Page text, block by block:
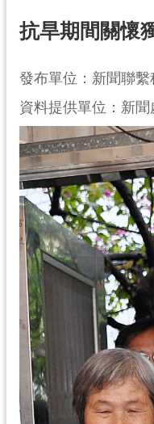
抗旱期間關懷
發布單位：新聞聯繫
資料提供單位：新聞